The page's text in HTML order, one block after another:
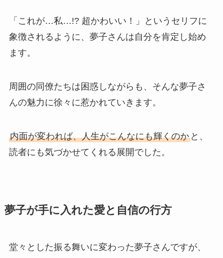
「これが…私…!? 超かわいい！」というセリフに
象徴されるように、夢子さんは自分を肯定し始め
ます。
周囲の同僚たちは困惑しながらも、そんな夢子さ
んの魅力に徐々に惹かれていきます。
内面が変われば、人生がこんなにも輝くのかと、
読者にも気づかせてくれる展開でした。
夢子が手に入れた愛と自信の行方
堂々とした振る舞いに変わった夢子さんですが、